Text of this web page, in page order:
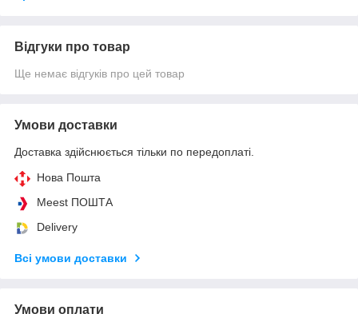
Відгуки про товар
Ще немає відгуків про цей товар
Умови доставки
Доставка здійснюється тільки по передоплаті.
Нова Пошта
Meest ПОШТА
Delivery
Всі умови доставки
Умови оплати